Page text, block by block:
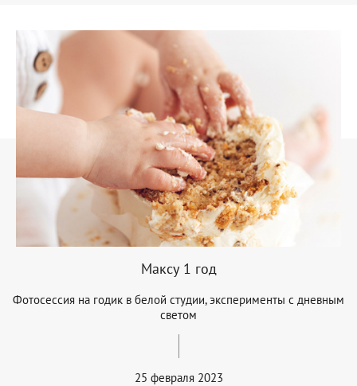
Максу 1 год
Фотосессия на годик в белой студии, эксперименты с дневным
светом
25 февраля 2023